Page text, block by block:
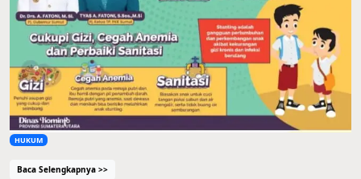
HUKUM
Baca Selengkapnya >>